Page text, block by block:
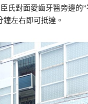
氏對面愛齒牙醫旁邊的
左右即可抵達。